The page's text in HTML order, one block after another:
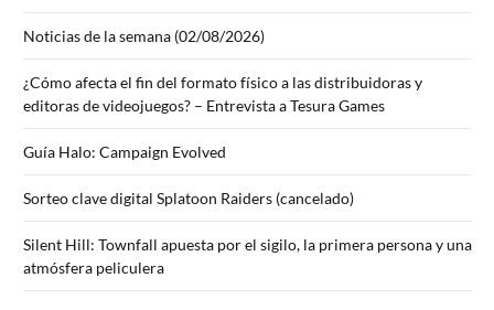
Noticias de la semana (02/08/2026)
¿Cómo afecta el fin del formato físico a las distribuidoras y
editoras de videojuegos? – Entrevista a Tesura Games
Guía Halo: Campaign Evolved
Sorteo clave digital Splatoon Raiders (cancelado)
Silent Hill: Townfall apuesta por el sigilo, la primera persona y una
atmósfera peliculera